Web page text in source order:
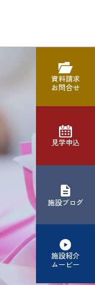
資料請求
お問合せ
見学申込
施設ブログ
施設紹介
ムービー